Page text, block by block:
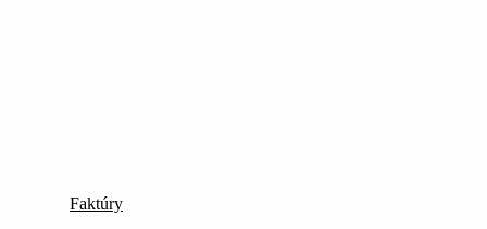
Faktúry